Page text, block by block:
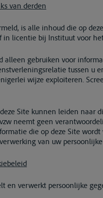
van derden
is alle inhoud die op
licentie bij Instituut voor
alleen gebruiken voor
tussen u
wijze exploiteren.
Site kunnen leiden naar
neemt geen
die op deze Site
van uw persoonlijke
en verwerkt persoonlijke